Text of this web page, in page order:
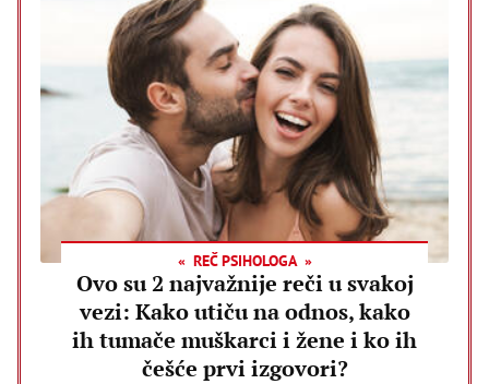
REČ PSIHOLOGA
Ovo su 2 najvažnije reči u svakoj
vezi: Kako utiču na odnos, kako
ih tumače muškarci i žene i ko ih
češće prvi izgovori?